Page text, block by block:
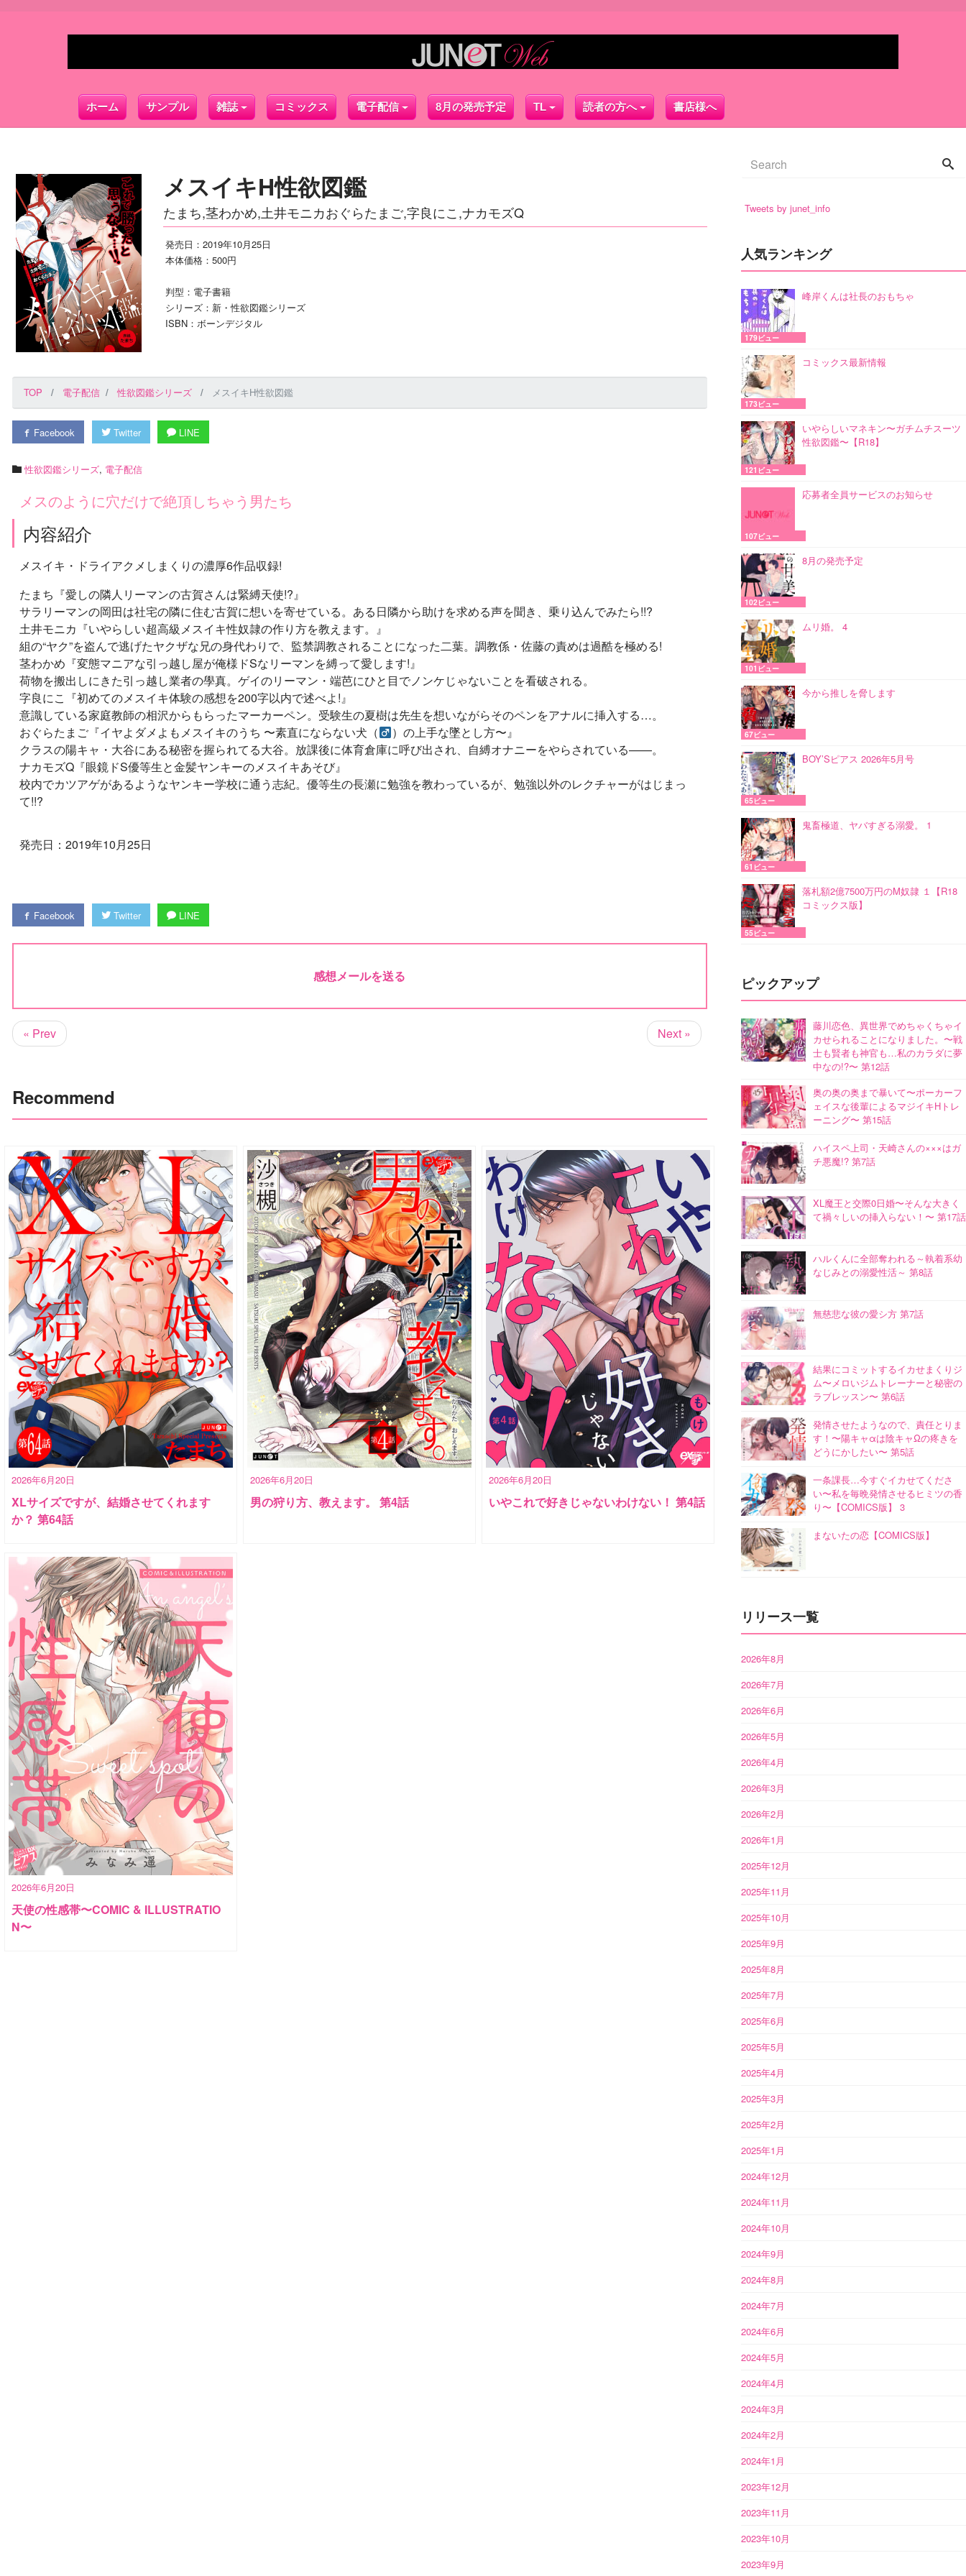
ホーム サンプル 雑誌 コミックス 電子配信 8月の発売予定 TL 読者の方へ 書店様へ
メスイキH性欲図鑑
たまち,茎わかめ,土井モニカおぐらたまご,字良にこ,ナカモズQ
発売日：2019年10月25日
本体価格：500円
判型：電子書籍
シリーズ：新・性欲図鑑シリーズ
ISBN：ボーンデジタル
TOP 電子配信 性欲図鑑シリーズ メスイキH性欲図鑑
Facebook Twitter LINE
性欲図鑑シリーズ, 電子配信
メスのように穴だけで絶頂しちゃう男たち
内容紹介
メスイキ・ドライアクメしまくりの濃厚6作品収録!
たまち『愛しの隣人リーマンの古賀さんは緊縛天使!?』
サラリーマンの岡田は社宅の隣に住む古賀に想いを寄せている。ある日隣から助けを求める声を聞き、乗り込んでみたら!!?
土井モニカ『いやらしい超高級メスイキ性奴隷の作り方を教えます。』
組の“ヤク”を盗んで逃げたヤクザな兄の身代わりで、監禁調教されることになった二葉。調教係・佐藤の責めは過酷を極める!
茎わかめ『変態マニアな引っ越し屋が俺様ドSなリーマンを縛って愛します!』
荷物を搬出しにきた引っ越し業者の學真。ゲイのリーマン・端芭にひと目でノンケじゃないことを看破される。
字良にこ『初めてのメスイキ体験の感想を200字以内で述べよ!』
意識している家庭教師の相沢からもらったマーカーペン。受験生の夏樹は先生を想いながらそのペンをアナルに挿入する…。
おぐらたまご『イヤよダメよもメスイキのうち 〜素直にならない犬（
）の上手な墜とし方〜』
クラスの陽キャ・大谷にある秘密を握られてる大谷。放課後に体育倉庫に呼び出され、自縛オナニーをやらされている——。
ナカモズQ『眼鏡ドS優等生と金髪ヤンキーのメスイキあそび』
校内でカツアゲがあるようなヤンキー学校に通う志紀。優等生の長瀬に勉強を教わっているが、勉強以外のレクチャーがはじまっ
て!!?
発売日：2019年10月25日
Facebook Twitter LINE
感想メールを送る
« Prev Next »
Recommend
2026年6月20日
XLサイズですが、結婚させてくれます
か？ 第64話
2026年6月20日
男の狩り方、教えます。 第4話
2026年6月20日
いやこれで好きじゃないわけない！ 第4話
2026年6月20日
天使の性感帯〜COMIC & ILLUSTRATIO
N〜
Tweets by junet_info
人気ランキング
峰岸くんは社長のおもちゃ
179ビュー
コミックス最新情報
173ビュー
いやらしいマネキン〜ガチムチスーツ
性欲図鑑〜【R18】
121ビュー
応募者全員サービスのお知らせ
107ビュー
8月の発売予定
102ビュー
ムリ婚。 4
101ビュー
今から推しを脅します
67ビュー
BOY’Sピアス 2026年5月号
65ビュー
鬼畜極道、ヤバすぎる溺愛。 1
61ビュー
落札額2億7500万円のM奴隷 １【R18
コミックス版】
55ビュー
ピックアップ
藤川恋色、異世界でめちゃくちゃイ
カせられることになりました。〜戦
士も賢者も神官も…私のカラダに夢
中なの!?〜 第12話
奥の奥の奥まで暴いて〜ポーカーフ
ェイスな後輩によるマジイキHトレ
ーニング〜 第15話
ハイスペ上司・天崎さんの×××はガ
チ悪魔!? 第7話
XL魔王と交際0日婚〜そんな大きく
て禍々しいの挿入らない！〜 第17話
ハルくんに全部奪われる～執着系幼
なじみとの溺愛性活～ 第8話
無慈悲な彼の愛シ方 第7話
結果にコミットするイカせまくりジ
ム〜メロいジムトレーナーと秘密の
ラブレッスン〜 第6話
発情させたようなので、責任とりま
す！〜陽キャαは陰キャΩの疼きを
どうにかしたい〜 第5話
一条課長…今すぐイカせてくださ
い〜私を毎晩発情させるヒミツの香
り〜【COMICS版】 3
まないたの恋【COMICS版】
リリース一覧
2026年8月
2026年7月
2026年6月
2026年5月
2026年4月
2026年3月
2026年2月
2026年1月
2025年12月
2025年11月
2025年10月
2025年9月
2025年8月
2025年7月
2025年6月
2025年5月
2025年4月
2025年3月
2025年2月
2025年1月
2024年12月
2024年11月
2024年10月
2024年9月
2024年8月
2024年7月
2024年6月
2024年5月
2024年4月
2024年3月
2024年2月
2024年1月
2023年12月
2023年11月
2023年10月
2023年9月